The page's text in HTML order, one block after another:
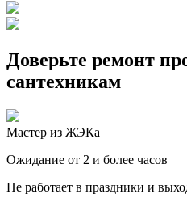
Доверьте ремонт
сантехникам
Мастер из ЖЭКа
Ожидание от 2 и более часов
Не работает в праздники и